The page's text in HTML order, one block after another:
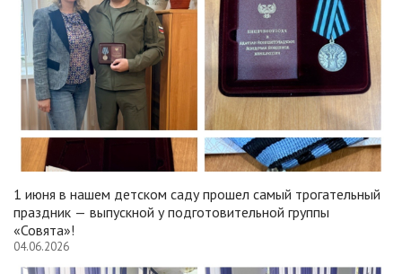
1 июня в нашем детском саду прошел самый трогательный
праздник — выпускной у подготовительной группы
«Совята»!
04.06.2026